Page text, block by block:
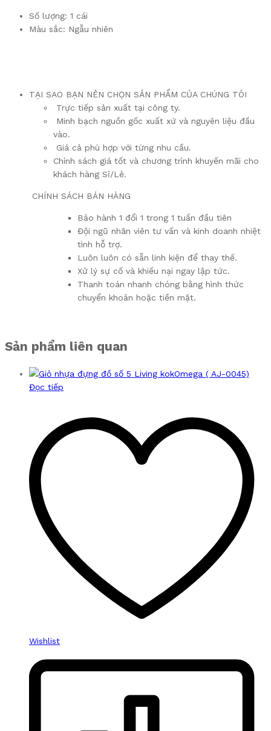
Số lượng: 1 cái
Màu sắc: Ngẫu nhiên
TẠI SAO BẠN NÊN CHỌN SẢN PHẨM CỦA CHÚNG TÔI
Trực tiếp sản xuất tại công ty.
Minh bạch nguồn gốc xuất xứ và nguyên liệu đầu
vào.
Giá cả phù hợp với từng nhu cầu.
Chính sách giá tốt và chương trình khuyến mãi cho
khách hàng Sỉ/Lẻ.
CHÍNH SÁCH BÁN HÀNG
Bảo hành 1 đổi 1 trong 1 tuần đầu tiên
Đội ngũ nhân viên tư vấn và kinh doanh nhiệt
tình hỗ trợ.
Luôn luôn có sẵn linh kiện để thay thế.
Xử lý sự cố và khiếu nại ngay lập tức.
Thanh toán nhanh chóng bằng hình thức
chuyển khoản hoặc tiền mặt.
Sản phẩm liên quan
Đọc tiếp
Wishlist